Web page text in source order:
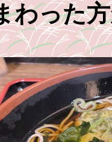
わった